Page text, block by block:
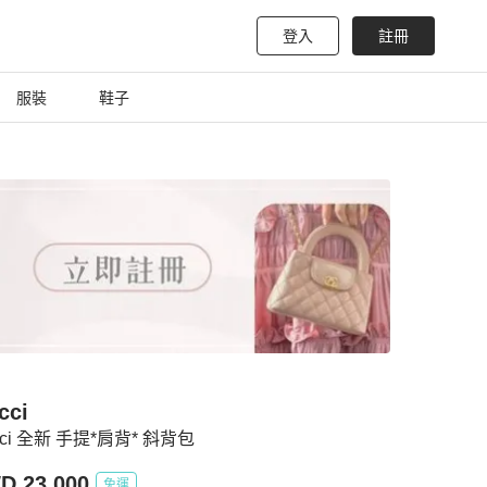
登入 註冊
服裝 鞋子
全新 手提*肩背* 斜背包